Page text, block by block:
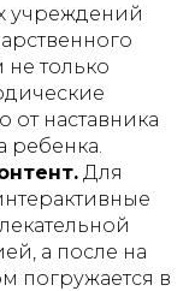
учреждений
только
от наставника
ребенка.
Для
а после на
погружается в